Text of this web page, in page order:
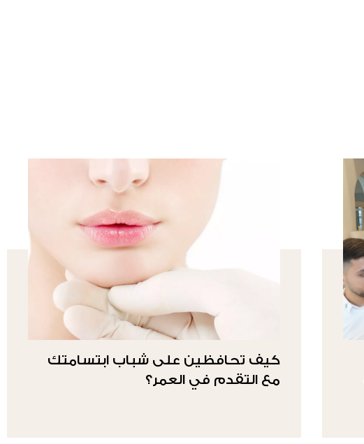
كيف تحافظين على شباب ابتسامتك
مع التقدم في العمر؟